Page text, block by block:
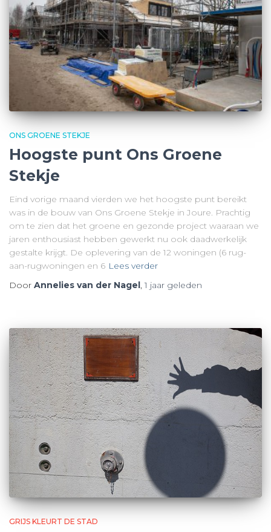
ONS GROENE STEKJE
Hoogste punt Ons Groene
Stekje
Eind vorige maand vierden we het hoogste punt bereikt
was in de bouw van Ons Groene Stekje in Joure. Prachtig
om te zien dat het groene en gezonde project waaraan we
jaren enthousiast hebben gewerkt nu ook daadwerkelijk
gestalte krijgt. De oplevering van de 12 woningen (6 rug-
aan-rugwoningen en 6 Lees verder
Door Annelies van der Nagel ,1 jaar geleden
GRIJS KLEURT DE STAD